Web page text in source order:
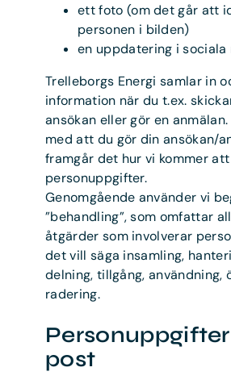
ett foto (om det går att
personen i bilden)
en uppdatering i sociala
Trelleborgs Energi samlar in
information när du t.ex.
ansökan eller gör en
med att du gör din ansökan/
framgår det hur vi kommer
personuppgifter.
Genomgående använder vi
”behandling”, som omfattar
åtgärder som involverar
det vill säga insamling,
delning, tillgång, användning,
radering.
post